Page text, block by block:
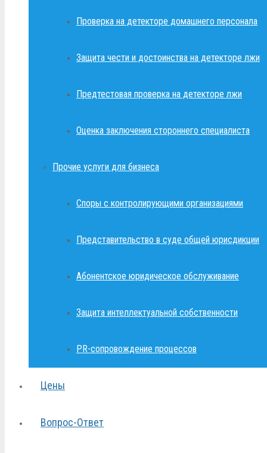
Проверка на детекторе домашнего персонала
Защита чести и достоинства на детекторе лжи
Предтестовая проверка на детекторе лжи
Оценка заключения стороннего специалиста
Прочие услуги для бизнеса
Споры с контролирующими организациями
Представительство в суде общей юрисдикции
Абонентское юридическое обслуживание
Защита интеллектуальной собственности
PR-сопровождение процессов
Цены
Вопрос-Ответ